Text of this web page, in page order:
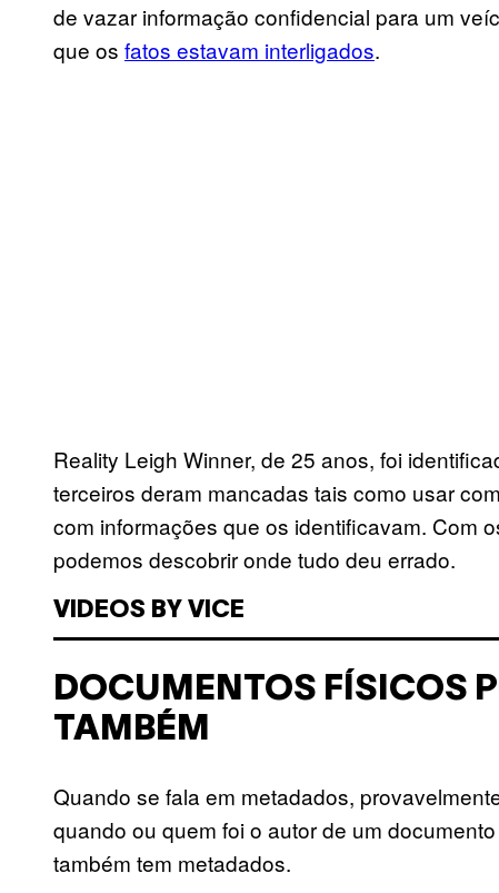
de vazar informação confidencial para um
que os fatos estavam interligados.
Reality Leigh Winner, de 25 anos, foi
terceiros deram mancadas tais como usar
com informações que os identificavam. Com
podemos descobrir onde tudo deu errado.
VIDEOS BY VICE
DOCUMENTOS FÍSICOS
TAMBÉM
Quando se fala em metadados,
quando ou quem foi o autor de um
também tem metadados.